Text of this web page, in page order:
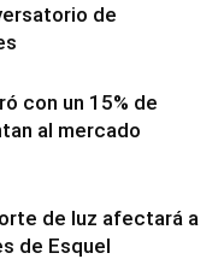
de
con un 15% de
al mercado
de luz afectará a
de Esquel